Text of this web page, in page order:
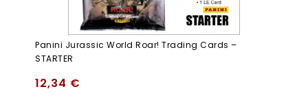
Panini Jurassic World Roar! Trading Cards –
STARTER
12,34 €